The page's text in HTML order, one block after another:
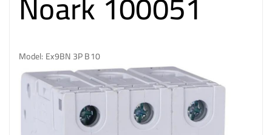
Model: Ex9BN 3P B10